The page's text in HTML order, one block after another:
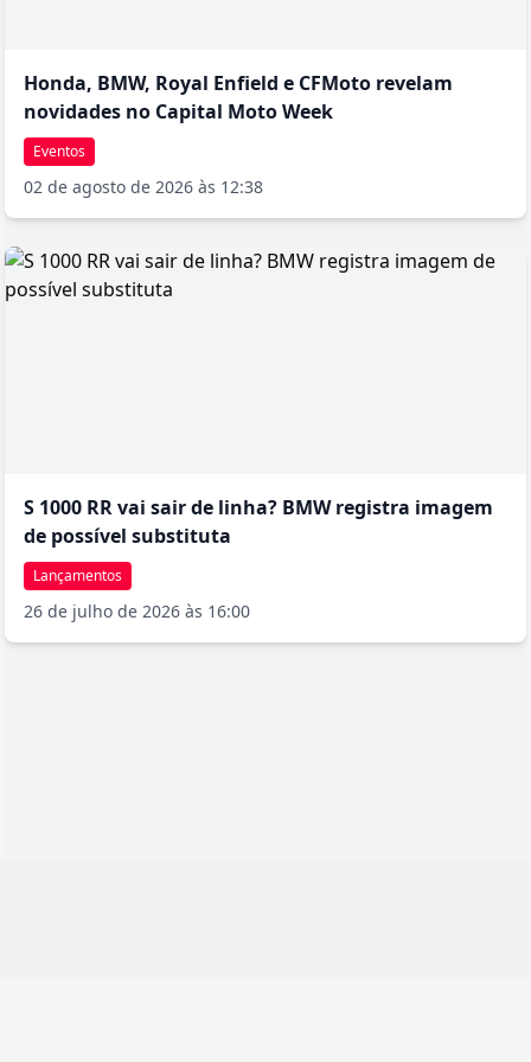
Honda, BMW, Royal Enfield e CFMoto revelam
novidades no Capital Moto Week
Eventos
02 de agosto de 2026 às 12:38
S 1000 RR vai sair de linha? BMW registra imagem
de possível substituta
Lançamentos
26 de julho de 2026 às 16:00